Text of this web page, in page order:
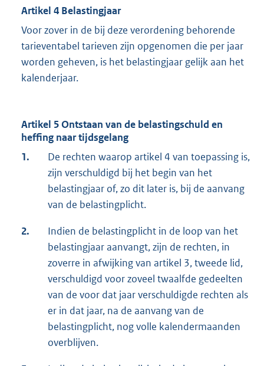
Artikel 4 Belastingjaar
Voor zover in de bij deze verordening behorende
tarieventabel tarieven zijn opgenomen die per jaar
worden geheven, is het belastingjaar gelijk aan het
kalenderjaar.
Artikel 5 Ontstaan van de belastingschuld en
heffing naar tijdsgelang
1.
De rechten waarop artikel 4 van toepassing is,
zijn verschuldigd bij het begin van het
belastingjaar of, zo dit later is, bij de aanvang
van de belastingplicht.
2.
Indien de belastingplicht in de loop van het
belastingjaar aanvangt, zijn de rechten, in
zoverre in afwijking van artikel 3, tweede lid,
verschuldigd voor zoveel twaalfde gedeelten
van de voor dat jaar verschuldigde rechten als
er in dat jaar, na de aanvang van de
belastingplicht, nog volle kalendermaanden
overblijven.